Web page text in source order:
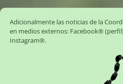
Adicionalmente las noticias de la
en medios externos: Facebook®
Instagram®.